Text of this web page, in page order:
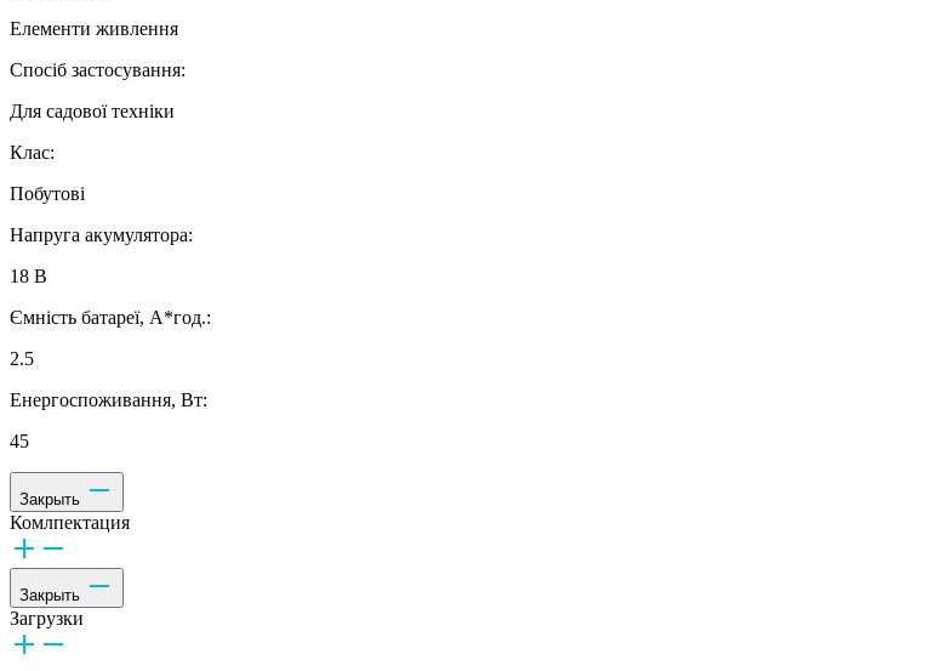
Елементи живлення
Спосіб застосування:
Для садової техніки
Клас:
Побутові
Напруга акумулятора:
18 В
Ємність батареї, А*год.:
2.5
Енергоспоживання, Вт:
45
Закрыть
Комлпектация
Закрыть
Загрузки